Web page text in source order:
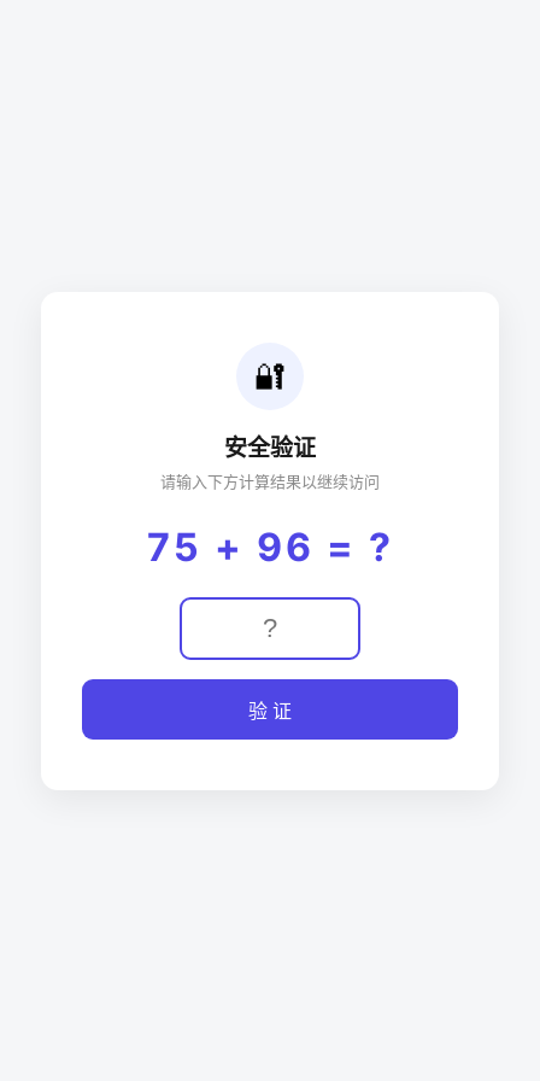
🔐
安全验证
请输入下方计算结果以继续访问
75 + 96 = ?
验 证